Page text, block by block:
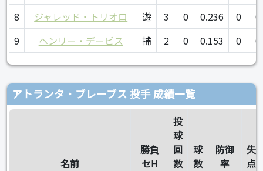
8
ジャレッド・トリオロ 遊 3 0 0.236 0
0
9
ヘンリー・デービス 捕 2 0 0.153 0 0
アトランタ・ブレーブス 投手 成績一覧
名前
勝負
セH
投
球
回
数
球
数
防御
率
失
点